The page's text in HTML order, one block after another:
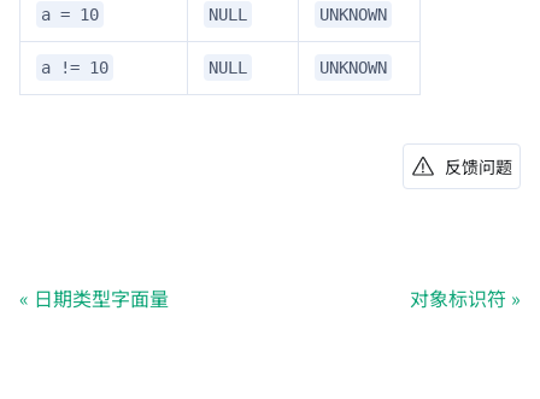
a = 10 NULL UNKNOWN
a != 10 NULL UNKNOWN
反馈问题
日期类型字面量 对象标识符